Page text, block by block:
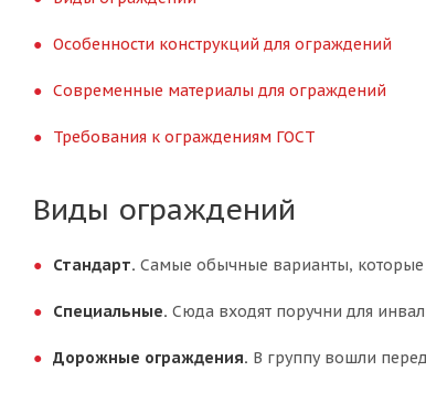
Особенности конструкций для ограждений
Современные материалы для ограждений
Требования к ограждениям ГОСТ
Виды ограждений
Стандарт. Самые обычные варианты,
Специальные. Сюда входят поручни для
Дорожные ограждения. В группу вошли